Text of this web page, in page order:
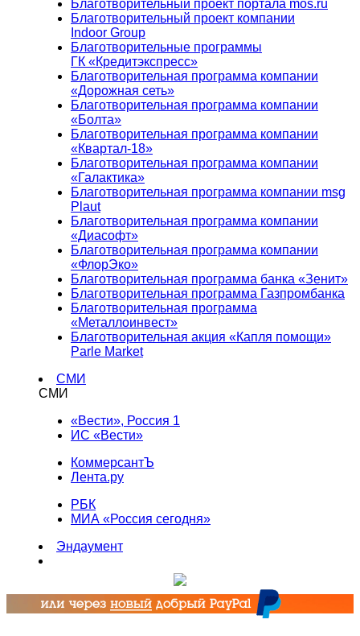
Благотворительный проект портала mos.ru
Благотворительный проект компании
Indoor Group
Благотворительные программы
ГК «Кредитэкспресс»
Благотворительная программа компании
«Дорожная сеть»
Благотворительная программа компании
«Болта»
Благотворительная программа компании
«Квартал-18»
Благотворительная программа компании
«Галактика»
Благотворительная программа компании msg
Plaut
Благотворительная программа компании
«Диасофт»
Благотворительная программа компании
«ФлорЭко»
Благотворительная программа банка «Зенит»
Благотворительная программа Газпромбанка
Благотворительная программа
«Металлоинвест»
Благотворительная акция «Капля помощи»
Parle Market
СМИ
СМИ
«Вести», Россия 1
ИС «Вести»
КоммерсантЪ
Лента.ру
РБК
МИА «Россия сегодня»
Эндаумент